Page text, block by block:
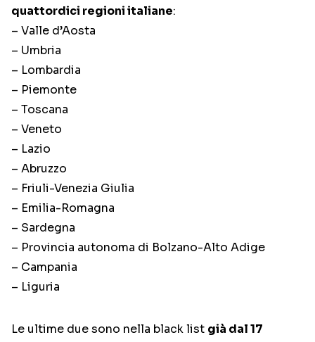
quattordici regioni italiane:
– Valle d’Aosta
– Umbria
– Lombardia
– Piemonte
– Toscana
– Veneto
– Lazio
– Abruzzo
– Friuli-Venezia Giulia
– Emilia-Romagna
– Sardegna
– Provincia autonoma di Bolzano-Alto Adige
– Campania
– Liguria
Le ultime due sono nella black list già dal 17